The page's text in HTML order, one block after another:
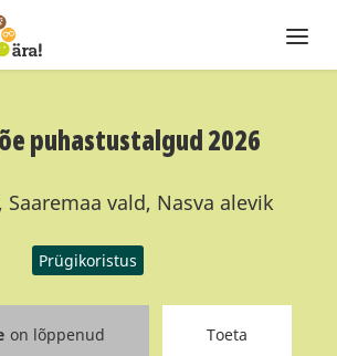
puhastustalgud 2026
Saaremaa vald, Nasva alevik
Prügikoristus
on lõppenud Toeta